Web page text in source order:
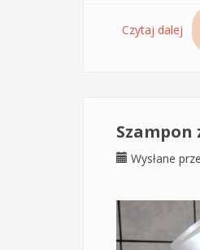
Czytaj dalej
Wysłane